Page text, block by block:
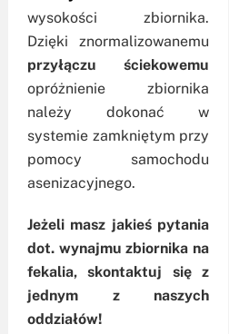
wysokości zbiornika.
Dzięki znormalizowanemu
przyłączu ściekowemu
opróżnienie zbiornika
należy dokonać w
systemie zamkniętym przy
pomocy samochodu
asenizacyjnego.
Jeżeli masz jakieś pytania
dot. wynajmu zbiornika na
fekalia, skontaktuj się z
jednym z naszych
oddziałów!